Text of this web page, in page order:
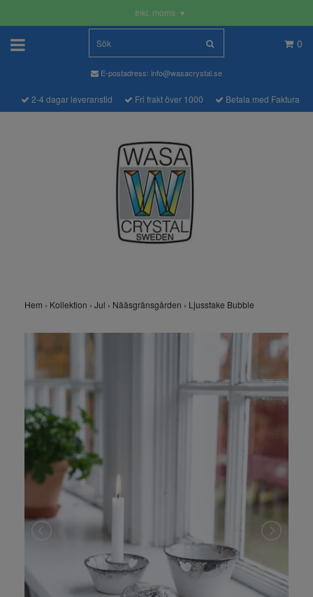
Inkl. moms ▾
0
E-postadress: info@wasacrystal.se
2-4 dagar leveranstid Fri frakt över 1000 Betala med Faktura
Hem › Kollektion › Jul › Nääsgränsgården › Ljusstake Bubble